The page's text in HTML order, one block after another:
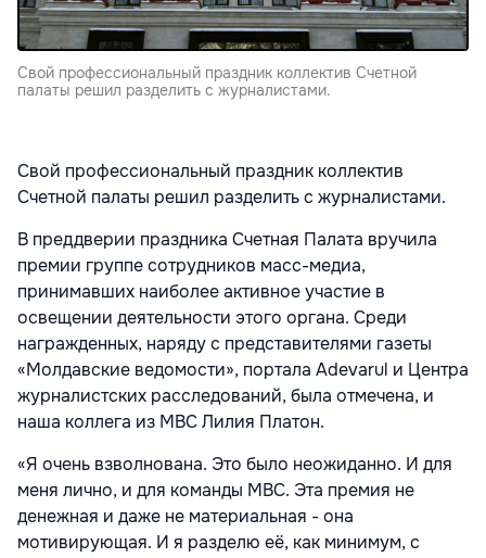
Свой профессиональный праздник коллектив Счетной
палаты решил разделить с журналистами.
Свой профессиональный праздник коллектив
Счетной палаты решил разделить с журналистами.
В преддверии праздника Счетная Палата вручила
премии группе сотрудников масс-медиа,
принимавших наиболее активное участие в
освещении деятельности этого органа. Среди
награжденных, наряду с представителями газеты
«Молдавские ведомости», портала Adevarul и Центра
журналистских расследований, была отмечена, и
наша коллега из МВС Лилия Платон.
«Я очень взволнована. Это было неожиданно. И для
меня лично, и для команды МВС. Эта премия не
денежная и даже не материальная - она
мотивирующая. И я разделю её, как минимум, с